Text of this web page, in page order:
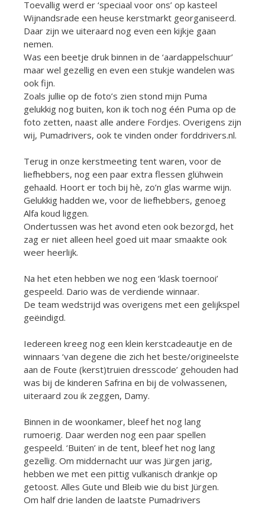
Toevallig werd er ‘speciaal voor ons’ op kasteel
Wijnandsrade een heuse kerstmarkt georganiseerd.
Daar zijn we uiteraard nog even een kijkje gaan
nemen.
Was een beetje druk binnen in de ‘aardappelschuur’
maar wel gezellig en even een stukje wandelen was
ook fijn.
Zoals jullie op de foto’s zien stond mijn Puma
gelukkig nog buiten, kon ik toch nog één Puma op de
foto zetten, naast alle andere Fordjes. Overigens zijn
wij, Pumadrivers, ook te vinden onder forddrivers.nl.
Terug in onze kerstmeeting tent waren, voor de
liefhebbers, nog een paar extra flessen glühwein
gehaald. Hoort er toch bij hè, zo’n glas warme wijn.
Gelukkig hadden we, voor de liefhebbers, genoeg
Alfa koud liggen.
Ondertussen was het avond eten ook bezorgd, het
zag er niet alleen heel goed uit maar smaakte ook
weer heerlijk.
Na het eten hebben we nog een ‘klask toernooi’
gespeeld. Dario was de verdiende winnaar.
De team wedstrijd was overigens met een gelijkspel
geëindigd.
Iedereen kreeg nog een klein kerstcadeautje en de
winnaars ‘van degene die zich het beste/origineelste
aan de Foute (kerst)truien dresscode’ gehouden had
was bij de kinderen Safrina en bij de volwassenen,
uiteraard zou ik zeggen, Damy.
Binnen in de woonkamer, bleef het nog lang
rumoerig. Daar werden nog een paar spellen
gespeeld. ‘Buiten’ in de tent, bleef het nog lang
gezellig. Om middernacht uur was Jürgen jarig,
hebben we met een pittig vulkanisch drankje op
getoost. Alles Gute und Bleib wie du bist Jürgen.
Om half drie landen de laatste Pumadrivers